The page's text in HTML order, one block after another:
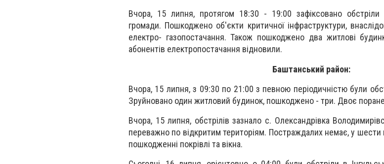
Вчора, 15 липня, протягом 18:30 - 19:00 зафіксовано обстріли
громади. Пошкоджено об'єкти критичної інфраструктури,
електро- газопостачання. Також пошкоджено два житлові
абонентів електропостачання відновили.
Баштанський район:
Вчора, 15 липня, з 09:30 по 21:00 з певною періодичністю були
Зруйновано один житловий будинок, пошкоджено - три. Двоє
Вчора, 15 липня, обстрілів зазнало с. Олександрівка
переважно по відкритим територіям. Постраждалих немає, у шести
пошкодженні покрівлі та вікна.